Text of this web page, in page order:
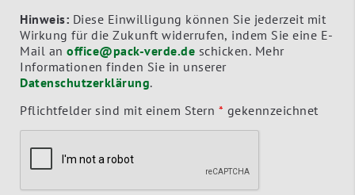
Hinweis: Diese Einwilligung können Sie jederzeit mit
Wirkung für die Zukunft widerrufen, indem Sie eine E-
Mail an office@pack-verde.de
Informationen finden Sie in unserer
Datenschutzerklärung.
Pflichtfelder sind mit einem Stern * gekennzeichnet